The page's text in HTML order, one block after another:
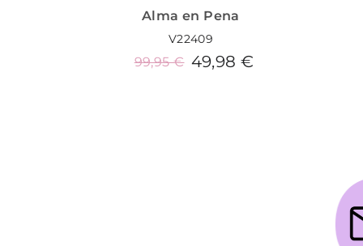
Alma en Pena
V22409
49,98 €
99,95 €